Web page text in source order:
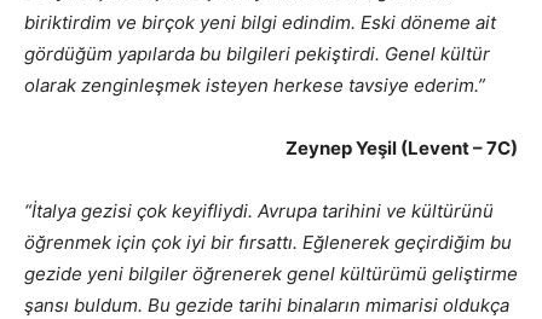
biriktirdim ve birçok yeni bilgi edindim. Eski döneme ait
gördüğüm yapılarda bu bilgileri pekiştirdi. Genel kültür
olarak zenginleşmek isteyen herkese tavsiye ederim.”
Zeynep Yeşil (Levent – 7C)
“İtalya gezisi çok keyifliydi. Avrupa tarihini ve kültürünü
öğrenmek için çok iyi bir fırsattı. Eğlenerek geçirdiğim bu
gezide yeni bilgiler öğrenerek genel kültürümü geliştirme
şansı buldum. Bu gezide tarihi binaların mimarisi oldukça